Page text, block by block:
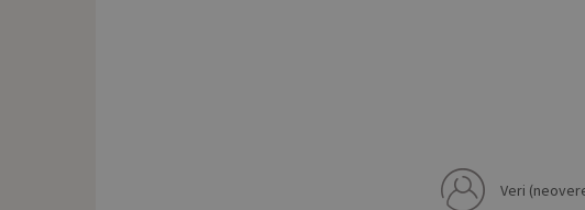
Veri